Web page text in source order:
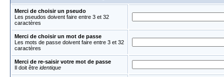
Merci de choisir un pseudo
Les pseudos doivent faire entre 3 et 32
caractères
Merci de choisir un mot de passe
Les mots de passe doivent faire entre 3 et 32
caractères
Merci de re-saisir votre mot de passe
Il doit être identique